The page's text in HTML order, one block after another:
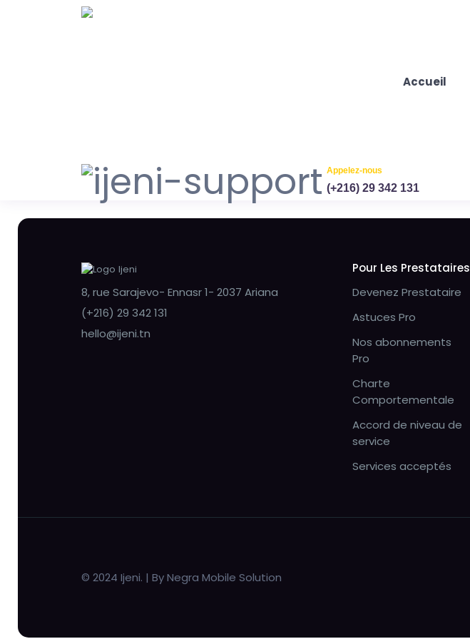
Accueil
Appelez-nous
(+216) 29 342 131
8, rue Sarajevo- Ennasr 1- 2037 Ariana
(+216) 29 342 131
hello@ijeni.tn
Pour Les Prestataires
Devenez Prestataire
Astuces Pro
Nos abonnements
Pro
Charte
Comportementale
Accord de niveau de
service
Services acceptés
© 2024 Ijeni. | By Negra Mobile Solution